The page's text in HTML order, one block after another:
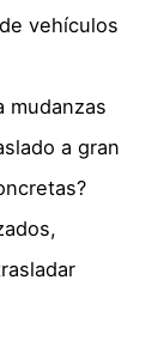
vehículos
mudanzas
a gran